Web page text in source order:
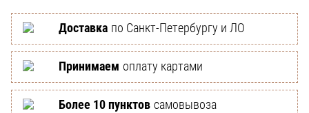
Доставка по Санкт-Петербургу и ЛО
Принимаем оплату картами
Более 10 пунктов самовывоза